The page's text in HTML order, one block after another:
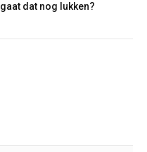
gaat dat nog lukken?